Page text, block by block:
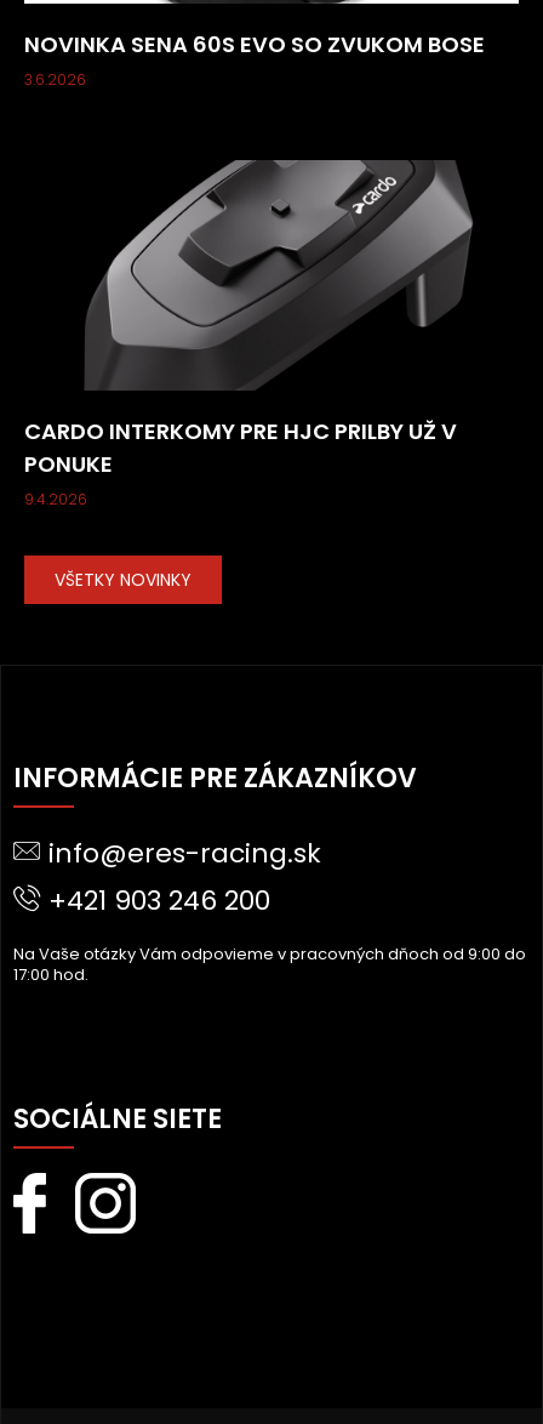
NOVINKA SENA 60S EVO SO ZVUKOM BOSE
3.6.2026
CARDO INTERKOMY PRE HJC PRILBY UŽ V
PONUKE
9.4.2026
VŠETKY NOVINKY
Á
P
T
INFORMÁCIE PRE ZÁKAZNÍKOV
info@eres-racing.sk
+421 903 246 200
Na Vaše otázky Vám odpovieme v pracovných dňoch od 9:00 do
17:00 hod.
SOCIÁLNE SIETE